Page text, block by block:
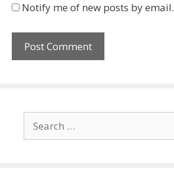
Notify me of new posts by email.
for: